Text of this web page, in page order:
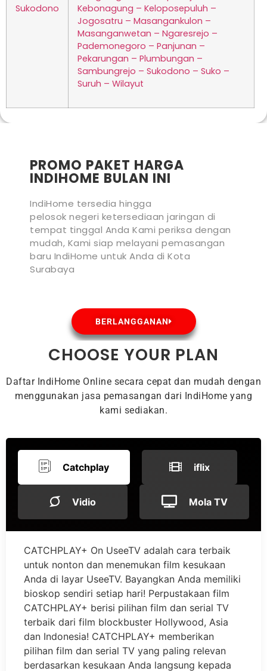
Sukodono
Kebonagung – Keloposepuluh –
Jogosatru – Masangankulon –
Masanganwetan – Ngaresrejo –
Pademonegoro – Panjunan –
Pekarungan – Plumbungan –
Sambungrejo – Sukodono – Suko –
Suruh – Wilayut
PROMO PAKET HARGA
INDIHOME BULAN INI
IndiHome tersedia hingga
pelosok negeri ketersediaan jaringan di
tempat tinggal Anda Kami periksa dengan
mudah, Kami siap melayani pemasangan
baru IndiHome untuk Anda di Kota
Surabaya
BERLANGGANAN
CHOOSE YOUR PLAN
Daftar IndiHome Online secara cepat dan mudah dengan
menggunakan jasa pemasangan dari IndiHome yang
kami sediakan.
Catchplay iflix
Vidio Mola TV
CATCHPLAY+ On UseeTV adalah cara terbaik
untuk nonton dan menemukan film kesukaan
Anda di layar UseeTV. Bayangkan Anda memiliki
bioskop sendiri setiap hari! Perpustakaan film
CATCHPLAY+ berisi pilihan film dan serial TV
terbaik dari film blockbuster Hollywood, Asia
dan Indonesia! CATCHPLAY+ memberikan
pilihan film dan serial TV yang paling relevan
berdasarkan kesukaan Anda langsung kepada